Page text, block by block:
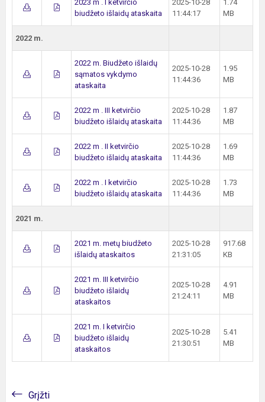
2023 m . I ketvirčio
biudžeto išlaidų ataskaita
2025-10-28
11:44:17
1.74
MB
2022 m.
2022 m. Biudžeto išlaidų
sąmatos vykdymo
ataskaita
2025-10-28
11:44:36
1.95
MB
2022 m . III ketvirčio
biudžeto išlaidų ataskaita
2025-10-28
11:44:36
1.87
MB
2022 m . II ketvirčio
biudžeto išlaidų ataskaita
2025-10-28
11:44:36
1.69
MB
2022 m . I ketvirčio
biudžeto išlaidų ataskaita
2025-10-28
11:44:36
1.73
MB
2021 m.
2021 m. metų biudžeto
išlaidų ataskaitos
2025-10-28
21:31:05
917.68
KB
2021 m. III ketvirčio
biudžeto išlaidų
ataskaitos
2025-10-28
21:24:11
4.91
MB
2021 m. I ketvirčio
biudžeto išlaidų
ataskaitos
2025-10-28
21:30:51
5.41
MB
Grįžti